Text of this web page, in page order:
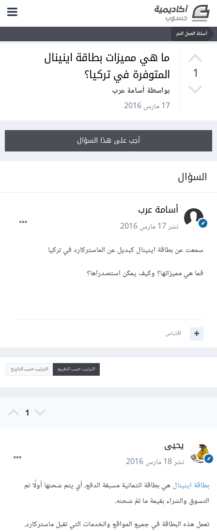
أسئلة العمل الحر
1
ما هي مميزات بطاقة اينينال
المتوفرة في تركيا؟
بواسطة أسامة عرب
17 مارس 2016
أجب على هذا السؤال
السؤال
أسامة عرب
نشر17 مارس 2016
سمعت عن بطاقة اينينال كبديل عن الماستركارد في تركيا
فما هي مميزاتها؟ وكيف يمكن استصدراها؟
اقتباس
الترتيب حسب التقييم الترتيب حسب التاريخ
1
يحيى
نشر18 مارس 2016
بطاقة اينينالهي بطاقة ائتمانية مسبقة الدفع، أي يتم شحنها أولًا ثم
التسوق والشراء بقيمة ما تمّ شحنه.
تعمل هذه البطاقة في جميع المواقع والخدمات التي تقبل ماستركارد.